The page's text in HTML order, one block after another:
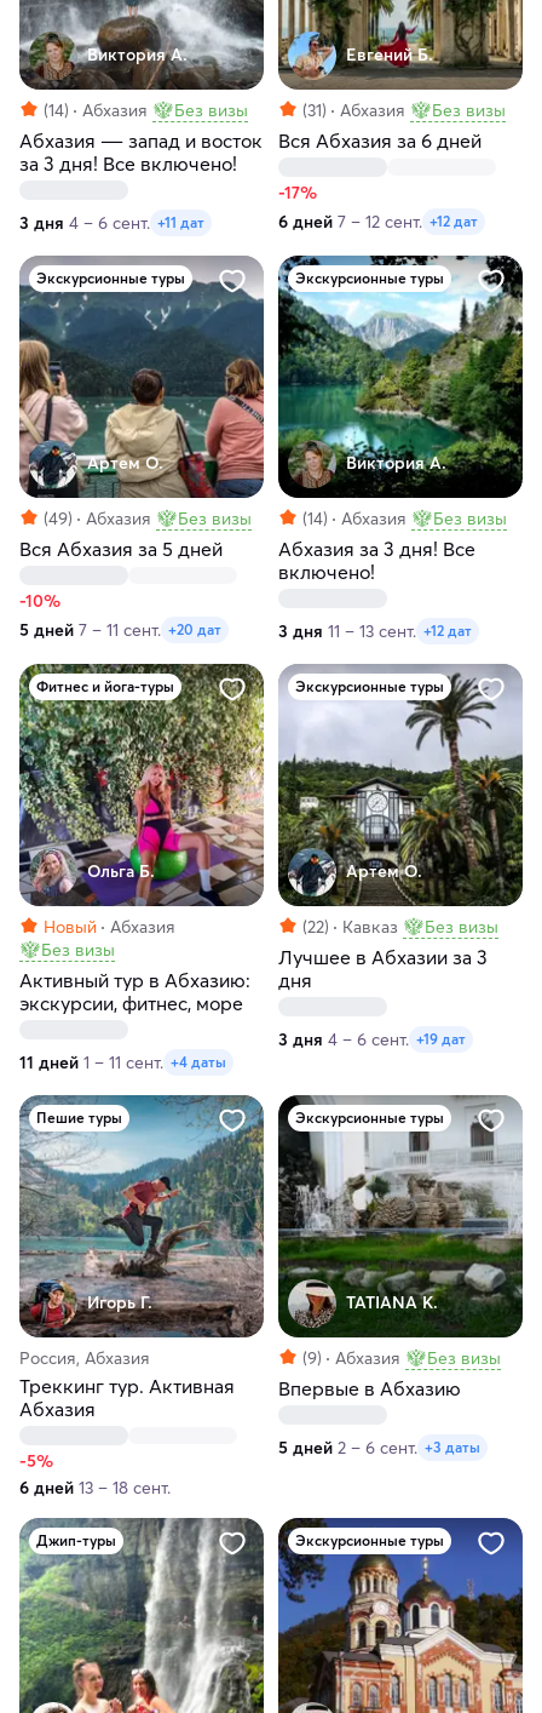
Виктория А.
(14) Абхазия Без визы
Абхазия ― запад и восток
за 3 дня! Все включено!
3 дня 4 – 6 сент. +11 дат
Евгений Б.
(31) Абхазия Без визы
Вся Абхазия за 6 дней
-17%
6 дней 7 – 12 сент. +12 дат
Экскурсионные туры
Артем О.
(49) Абхазия Без визы
Вся Абхазия за 5 дней
-10%
5 дней 7 – 11 сент. +20 дат
Экскурсионные туры
Виктория А.
(14) Абхазия Без визы
Абхазия за 3 дня! Все
включено!
3 дня 11 – 13 сент. +12 дат
Фитнес и йога-туры
Ольга Б.
Новый
Абхазия
Без визы
Активный тур в Абхазию:
экскурсии, фитнес, море
11 дней 1 – 11 сент. +4 даты
Экскурсионные туры
Артем О.
(22) Кавказ Без визы
Лучшее в Абхазии за 3
дня
3 дня 4 – 6 сент. +19 дат
Пешие туры
Игорь Г.
Россия, Абхазия
Треккинг тур. Активная
Абхазия
-5%
6 дней 13 – 18 сент.
Экскурсионные туры
TATIANA K.
(9) Абхазия Без визы
Впервые в Абхазию
5 дней 2 – 6 сент. +3 даты
Джип-туры Экскурсионные туры